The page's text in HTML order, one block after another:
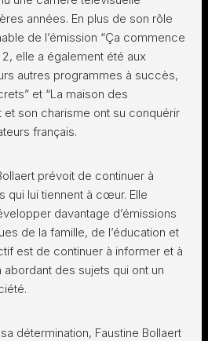
années. En plus de son rôle
de l’émission “Ça commence
2, elle a également été aux
autres programmes à succès,
et “La maison des
et son charisme ont su conquérir
français.
prévoit de continuer à
qui lui tiennent à cœur. Elle
davantage d’émissions
de la famille, de l’éducation et
est de continuer à informer et à
des sujets qui ont un
détermination, Faustine Bollaert